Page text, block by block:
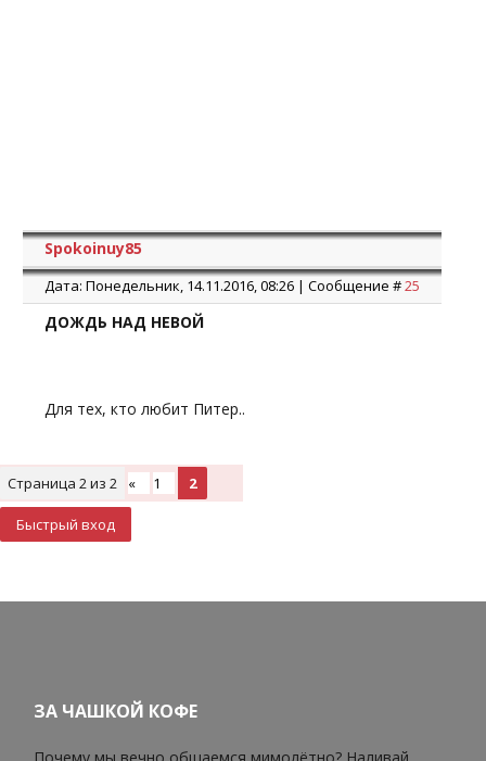
Spokoinuy85
Дата: Понедельник, 14.11.2016, 08:26 | Сообщение #25
ДОЖДЬ НАД НЕВОЙ
Для тех, кто любит Питер..
Страница 2из 2 « 1 2
ЗА ЧАШКОЙ КОФЕ